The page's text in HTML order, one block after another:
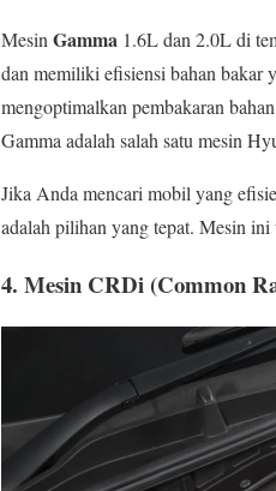
Mesin Gamma 1.6L dan 2.0L di
dan memiliki efisiensi bahan
mengoptimalkan pembakaran
Gamma adalah salah satu mesin
Jika Anda mencari mobil yang
adalah pilihan yang tepat. Mesin
4. Mesin CRDi (Common